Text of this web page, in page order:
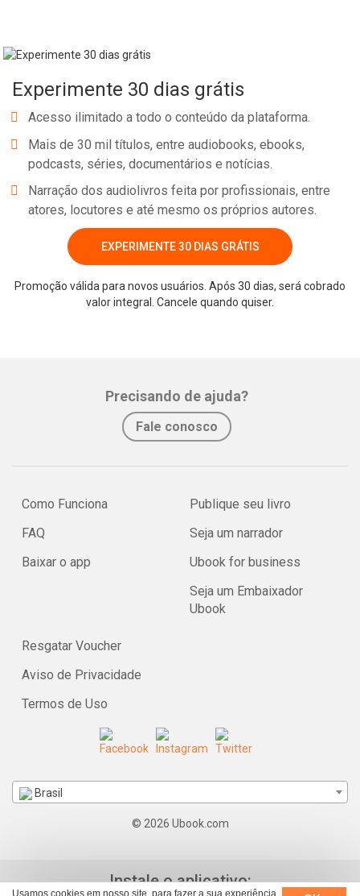
Usamos cookies em nosso site, para fazer a sua experiência
Experimente 30 dias grátis
Acesso ilimitado a todo o conteúdo da plataforma.
Mais de 30 mil títulos, entre audiobooks, ebooks,
podcasts, séries, documentários e notícias.
Narração dos audiolivros feita por profissionais, entre
atores, locutores e até mesmo os próprios autores.
EXPERIMENTE 30 DIAS GRÁTIS
Promoção válida para novos usuários. Após 30 dias, será cobrado
valor integral. Cancele quando quiser.
Precisando de ajuda?
Fale conosco
Como Funciona
FAQ
Baixar o app
Publique seu livro
Seja um narrador
Ubook for business
Seja um Embaixador
Ubook
Resgatar Voucher
Aviso de Privacidade
Termos de Uso
Brasil
© 2026 Ubook.com
Instale o aplicativo: